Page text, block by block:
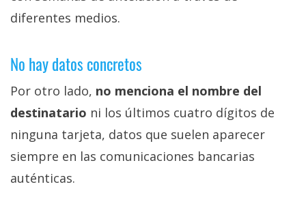
diferentes medios.
No hay datos concretos
Por otro lado, no menciona el nombre del
destinatario ni los últimos cuatro dígitos de
ninguna tarjeta, datos que suelen aparecer
siempre en las comunicaciones bancarias
auténticas.